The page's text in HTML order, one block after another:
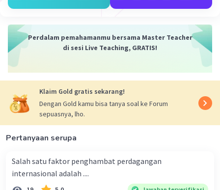
Perdalam pemahamanmu bersama Master Teacher
di sesi Live Teaching, GRATIS!
Klaim Gold gratis sekarang!
Dengan Gold kamu bisa tanya soal ke Forum
sepuasnya, lho.
Pertanyaan serupa
Salah satu faktor penghambat perdagangan
internasional adalah ....